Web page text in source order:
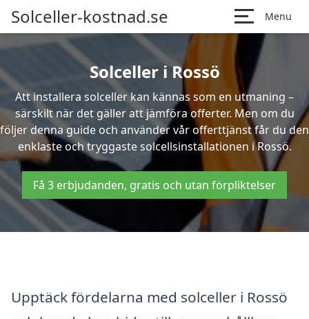
Solceller-kostnad.se Menu
Solceller i Rossö
Att installera solceller kan kännas som en utmaning –
särskilt när det gäller att jämföra offerter. Men om du
följer denna guide och använder vår offerttjänst får du den
enklaste och tryggaste solcellsinstallationen i Rossö.
Få 3 erbjudanden, gratis och utan förpliktelser
Upptäck fördelarna med solceller i Rossö